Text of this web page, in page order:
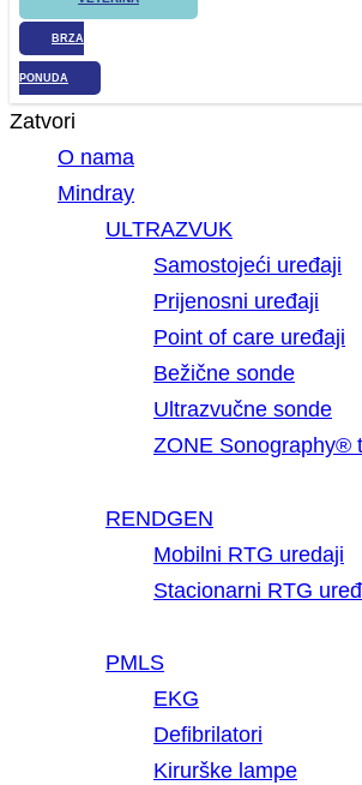
BRZA
PONUDA
Zatvori
O nama
Mindray
ULTRAZVUK
Samostojeći uređaji
Prijenosni uređaji
Point of care uređaji
Bežične sonde
Ultrazvučne sonde
ZONE Sonography®
RENDGEN
Mobilni RTG uredaji
Stacionarni RTG
PMLS
EKG
Defibrilatori
Kirurške lampe